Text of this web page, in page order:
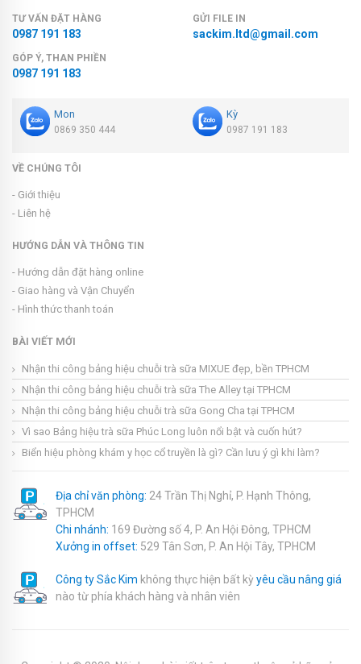
TƯ VẤN ĐẶT HÀNG
0987 191 183
GỬI FILE IN
sackim.ltd@gmail.com
GÓP Ý, THAN PHIỀN
0987 191 183
Mon
0869 350 444
Kỳ
0987 191 183
VỀ CHÚNG TÔI
- Giới thiệu
- Liên hệ
HƯỚNG DẪN VÀ THÔNG TIN
- Hướng dẫn đặt hàng online
- Giao hàng và Vận Chuyển
- Hình thức thanh toán
BÀI VIẾT MỚI
Nhận thi công bảng hiệu chuỗi trà sữa MIXUE đẹp, bền TPHCM
Nhận thi công bảng hiệu chuỗi trà sữa The Alley tại TPHCM
Nhận thi công bảng hiệu chuỗi trà sữa Gong Cha tại TPHCM
Vì sao Bảng hiệu trà sữa Phúc Long luôn nổi bật và cuốn hút?
Biển hiệu phòng khám y học cổ truyền là gì? Cần lưu ý gì khi làm?
Địa chỉ văn phòng: 24 Trần Thị Nghỉ, P. Hạnh Thông,
TPHCM
Chi nhánh: 169 Đường số 4, P. An Hội Đông, TPHCM
Xưởng in offset: 529 Tân Sơn, P. An Hội Tây, TPHCM
Công ty Sắc Kim không thực hiện bất kỳyêu cầu nâng giá
nào từ phía khách hàng và nhân viên